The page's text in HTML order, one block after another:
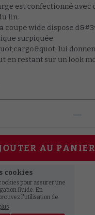
est confectionné avec
lin.
coupe wide dispose
surpiquée.
lui
en restant sur un look
AU PANIER
cookies
pour assurer une
fluide. En
l'utilisation de